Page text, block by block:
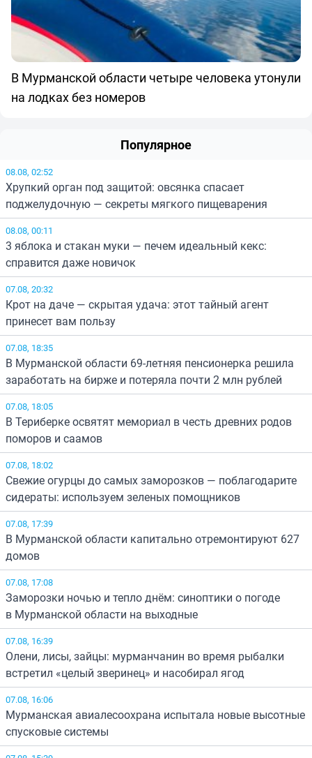
В Мурманской области четыре человека утонули
на лодках без номеров
Популярное
08.08, 02:52
Хрупкий орган под защитой: овсянка спасает
поджелудочную — секреты мягкого пищеварения
08.08, 00:11
3 яблока и стакан муки — печем идеальный кекс:
справится даже новичок
07.08, 20:32
Крот на даче — скрытая удача: этот тайный агент
принесет вам пользу
07.08, 18:35
В Мурманской области 69-летняя пенсионерка решила
заработать на бирже и потеряла почти 2 млн рублей
07.08, 18:05
В Териберке освятят мемориал в честь древних родов
поморов и саамов
07.08, 18:02
Свежие огурцы до самых заморозков — поблагодарите
сидераты: используем зеленых помощников
07.08, 17:39
В Мурманской области капитально отремонтируют 627
домов
07.08, 17:08
Заморозки ночью и тепло днём: синоптики о погоде
в Мурманской области на выходные
07.08, 16:39
Олени, лисы, зайцы: мурманчанин во время рыбалки
встретил «целый зверинец» и насобирал ягод
07.08, 16:06
Мурманская авиалесоохрана испытала новые высотные
спусковые системы